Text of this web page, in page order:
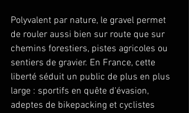
Polyvalent par nature, le gravel permet
de rouler aussi bien sur route que sur
chemins forestiers, pistes agricoles ou
sentiers de gravier. En France, cette
liberté séduit un public de plus en plus
large : sportifs en quête d'évasion,
adeptes de bikepacking et cyclistes